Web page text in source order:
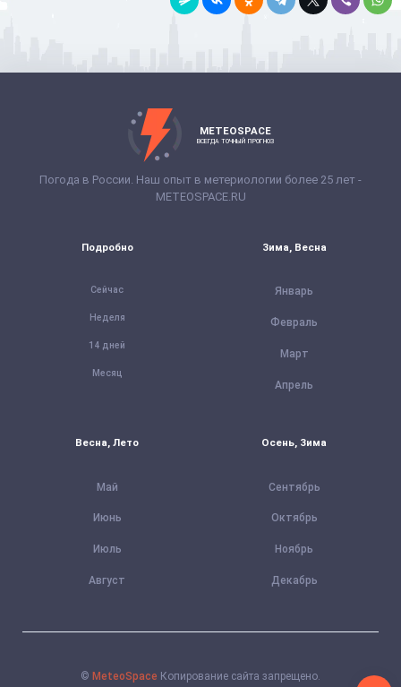
METEOSPACE
ВСЕГДА ТОЧНЫЙ ПРОГНОЗ
Погода в России. Наш опыт в метериологии более 25 лет -
METEOSPACE.RU
Подробно
Сейчас
Неделя
14 дней
Месяц
Зима, Весна
Январь
Февраль
Март
Апрель
Весна, Лето
Май
Июнь
Июль
Август
Осень, Зима
Сентябрь
Октябрь
Ноябрь
Декабрь
© MeteoSpace Копирование сайта запрещено.